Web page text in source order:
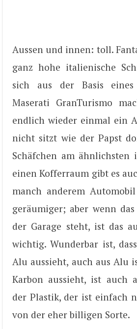
Aussen und innen: toll.
ganz hohe italienische
sich aus der Basis
Maserati GranTurismo
endlich wieder einmal ein
nicht sitzt wie der Papst
Schäfchen am ähnlichsten
einen Kofferraum gibt es
manch anderem
geräumiger; aber wenn
der Garage steht, ist das
wichtig. Wunderbar ist,
Alu aussieht, auch aus Alu
Karbon aussieht, ist auch
der Plastik, der ist einfach
von der eher billigen Sorte.